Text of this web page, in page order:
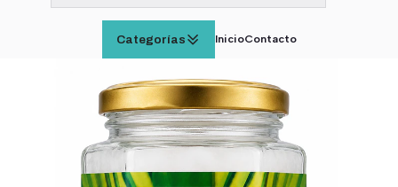
Categorías InicioContacto